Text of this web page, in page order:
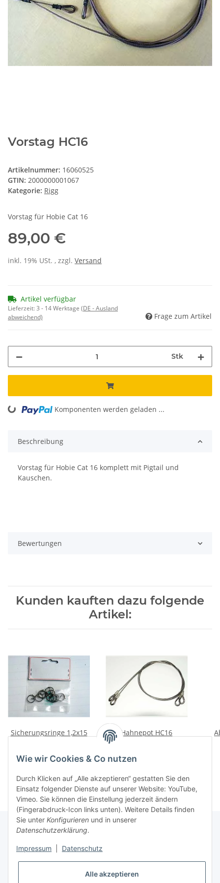
Vorstag HC16
Artikelnummer: 16060525
GTIN: 2000000001067
Kategorie: Rigg
Vorstag für Hobie Cat 16
89,00 €
inkl. 19% USt. , zzgl. Versand
Artikel verfügbar
Lieferzeit:3 - 14 Werktage (DE - Ausland
abweichend)
Frage zum Artikel
Stk
Loading... Komponenten werden geladen ...
Beschreibung
Vorstag für Hobie Cat 16 komplett mit Pigtail und
Kauschen.
Bewertungen
Kunden kauften dazu folgende
Artikel:
Sicherungsringe 1,2x15
3,50 €
Hahnepot HC16
Informationen
Gesetzliche Informationen
Wie wir Cookies & Co nutzen
Durch Klicken auf „Alle akzeptieren“ gestatten Sie den
Einsatz folgender Dienste auf unserer Website: YouTube,
Vimeo. Sie können die Einstellung jederzeit ändern
(Fingerabdruck-Icon links unten). Weitere Details finden
Sie unter Konfigurieren und in unserer
Datenschutzerklärung.
Impressum Datenschutz
Alle akzeptieren